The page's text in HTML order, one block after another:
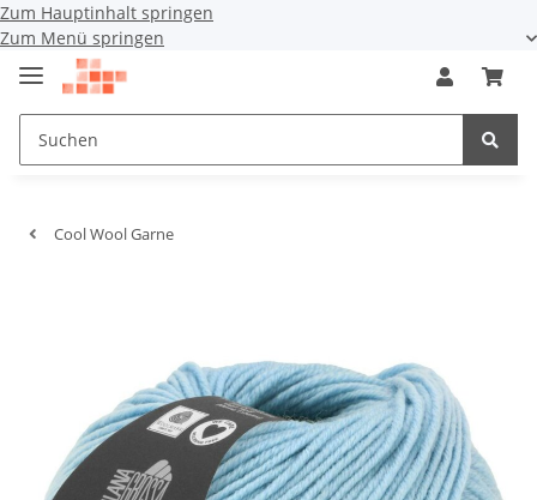
Zum Hauptinhalt springen
Zum Menü springen
Cool Wool Garne